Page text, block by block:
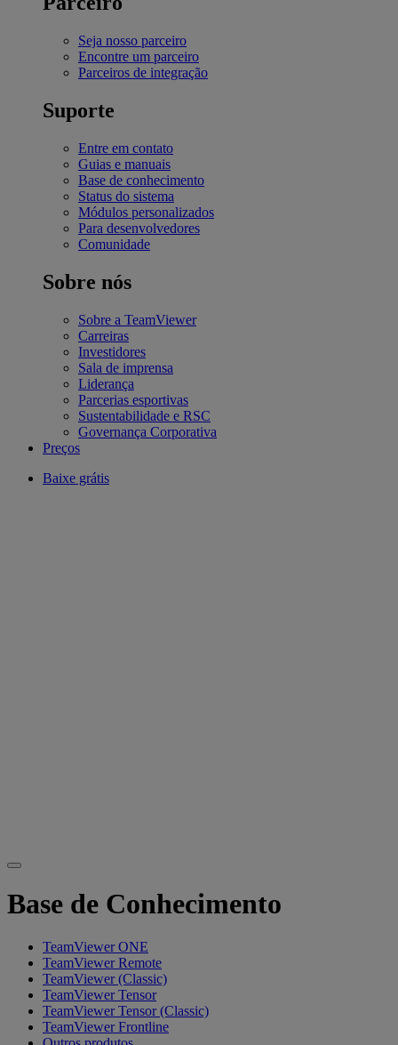
Seja nosso parceiro
Encontre um parceiro
Parceiros de integração
Suporte
Entre em contato
Guias e manuais
Base de conhecimento
Status do sistema
Módulos personalizados
Para desenvolvedores
Comunidade
Sobre nós
Sobre a TeamViewer
Carreiras
Investidores
Sala de imprensa
Liderança
Parcerias esportivas
Sustentabilidade e RSC
Governança Corporativa
Preços
Baixe grátis
Base de Conhecimento
TeamViewer ONE
TeamViewer Remote
TeamViewer (Classic)
TeamViewer Tensor
TeamViewer Tensor (Classic)
TeamViewer Frontline